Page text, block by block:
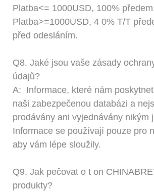
Platba<= 1000USD, 100%
Platba>=1000USD, 4 0% T/T
před odesláním.
Q8. Jaké jsou vaše zásady
údajů?
A: Informace, které nám
naši zabezpečenou databázi a
prodávány ani vyjednávány nikým
Informace se používají pouze pro
aby vám lépe sloužily.
Q9. Jak pečovat o t on
produkty?